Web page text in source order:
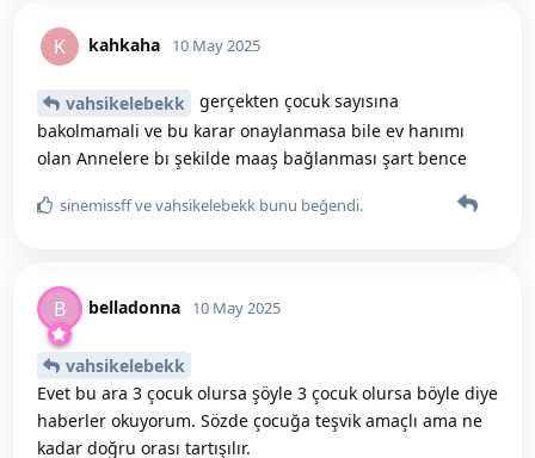
K kahkaha 10 May 2025
vahsikelebekk
gerçekten çocuk sayısına
bakolmamali ve bu karar onaylanmasa bile ev hanımı
olan Annelere bı şekilde maaş bağlanması şart bence
sinemissffvevahsikelebekk bunu beğendi.
B belladonna 10 May 2025
vahsikelebekk
Evet bu ara 3 çocuk olursa şöyle 3 çocuk olursa böyle diye
haberler okuyorum. Sözde çocuğa teşvik amaçlı ama ne
kadar doğru orası tartışılır.